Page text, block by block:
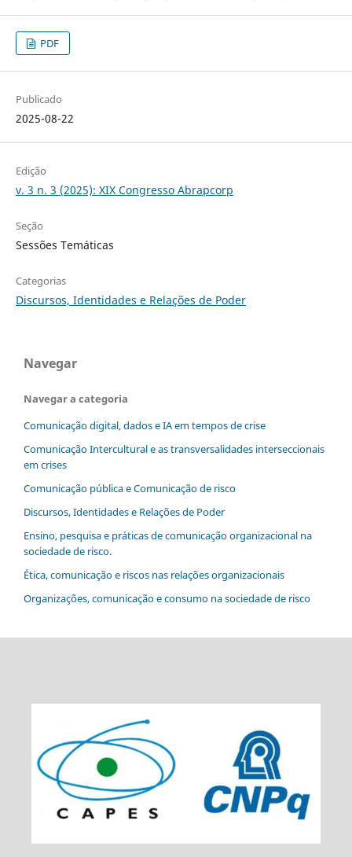
PDF
Publicado
2025-08-22
Edição
v. 3 n. 3 (2025): XIX Congresso Abrapcorp
Seção
Sessões Temáticas
Categorias
Discursos, Identidades e Relações de Poder
Navegar
Navegar a categoria
Comunicação digital, dados e IA em tempos de crise
Comunicação Intercultural e as transversalidades interseccionais
em crises
Comunicação pública e Comunicação de risco
Discursos, Identidades e Relações de Poder
Ensino, pesquisa e práticas de comunicação organizacional na
sociedade de risco.
Ética, comunicação e riscos nas relações organizacionais
Organizações, comunicação e consumo na sociedade de risco